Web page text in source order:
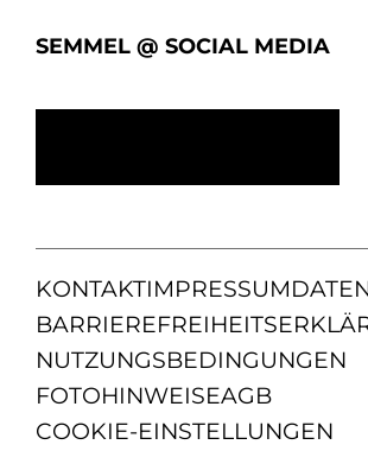
SEMMEL @ SOCIAL MEDIA
KONTAKTIMPRESSUM
NUTZUNGSBEDINGUNGEN
FOTOHINWEISEAGB
COOKIE-EINSTELLUNGEN